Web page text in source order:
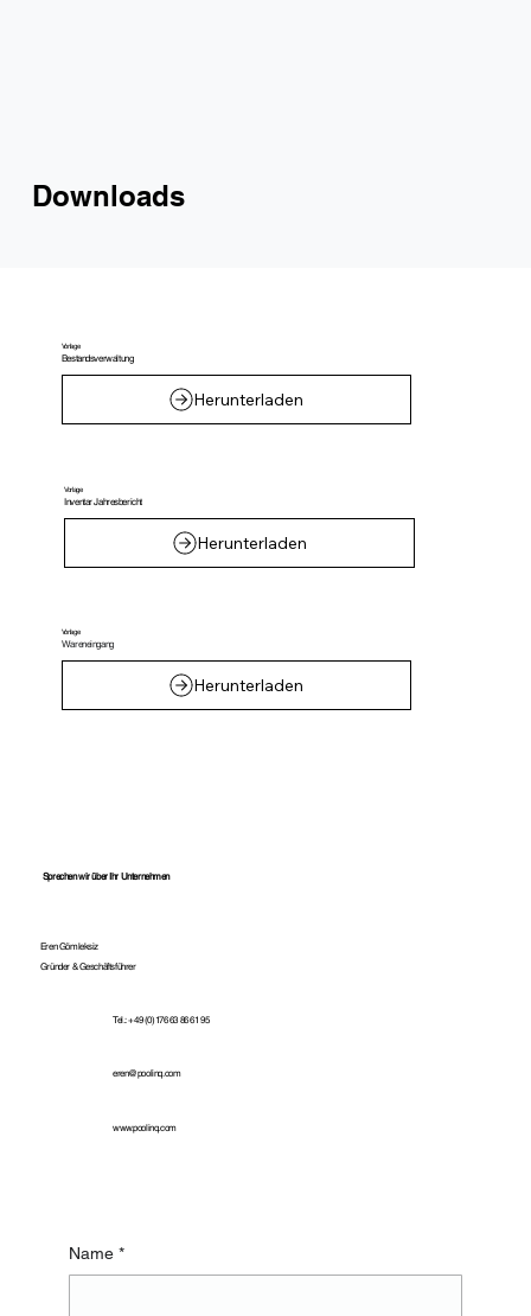
Downloads
Vorlage
Wareneingang
Herunterladen
Vorlage
Inventar Jahresbericht
Herunterladen
Vorlage
Bestandsverwaltung
Herunterladen
Sprechen wir über Ihr Unternehmen
Eren Gömleksiz
Gründer & Geschäftsführer
Tel.: +49 (0)176 63 86 61 95
eren@poolinq.com
www.poolinq.com
Name *